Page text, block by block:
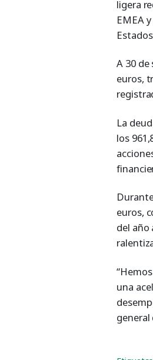
ligera
EMEA
A 30
euros,
La
los
euros,
del año
una